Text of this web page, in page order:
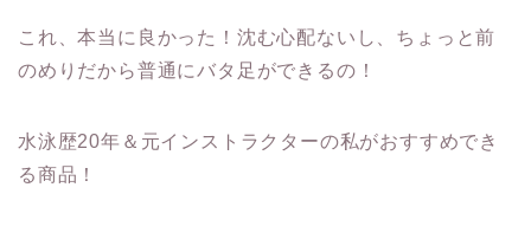
これ、本当に良かった！沈む心配ないし、ちょっと前
のめりだから普通にバタ足ができるの！
水泳歴20年＆元インストラクターの私がおすすめでき
る商品！